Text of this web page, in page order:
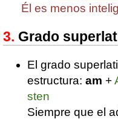
Él es menos
Grado
El grado
estructura: am +
sten
Siempre que el